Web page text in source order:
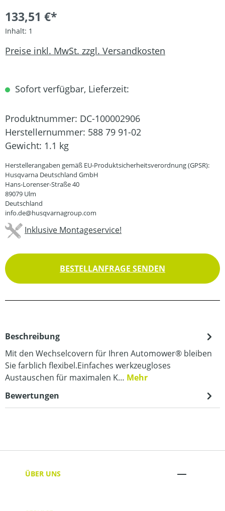
133,51 €*
Inhalt: 1
Preise inkl. MwSt. zzgl. Versandkosten
Sofort verfügbar, Lieferzeit:
Produktnummer: DC-100002906
Herstellernummer: 588 79 91-02
Gewicht: 1.1 kg
Herstellerangaben gemäß EU-Produktsicherheitsverordnung (GPSR):
Husqvarna Deutschland GmbH
Hans-Lorenser-Straße 40
89079 Ulm
Deutschland
info.de@husqvarnagroup.com
Inklusive Montageservice!
BESTELLANFRAGE SENDEN
Beschreibung
Mit den Wechselcovern für Ihren Automower® bleiben
Sie farblich flexibel.Einfaches werkzeugloses
Austauschen für maximalen K… Mehr
Bewertungen
ÜBER UNS